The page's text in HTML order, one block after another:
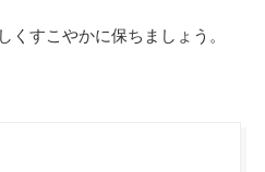
くすこやかに保ちましょう。